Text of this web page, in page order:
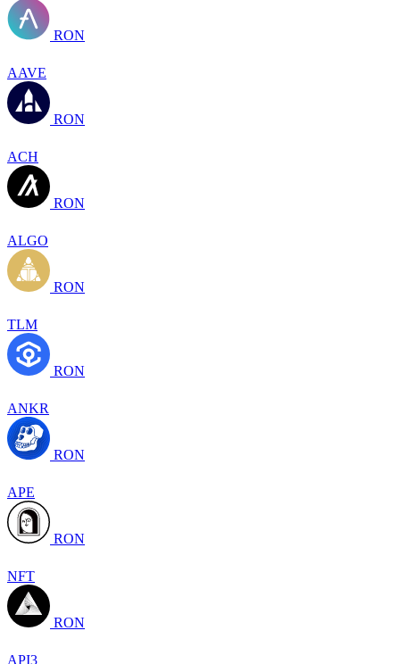
RON
AAVE
RON
ACH
RON
ALGO
RON
TLM
RON
ANKR
RON
APE
RON
NFT
RON
API3